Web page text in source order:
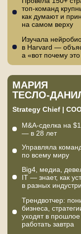
топ-команд
как думают и
на самом верху
Изучала
в Harvard —
а «вот почему
МАРИЯ
ТЕСЛО-
M&A-сделка на
— в 28 лет
Управляла
по всему миру
Big4, медиа,
IT — знает, как
в разных
Трендвотчер:
бизнеса,
уходят в
работать завтра
Strategy Chief |